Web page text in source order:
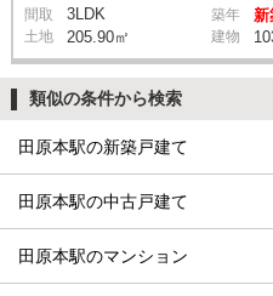
間取 3LDK 築年 新
土地 205.90㎡ 建物
類似の条件から検索
田原本駅の新築戸建て
田原本駅の中古戸建て
田原本駅のマンション